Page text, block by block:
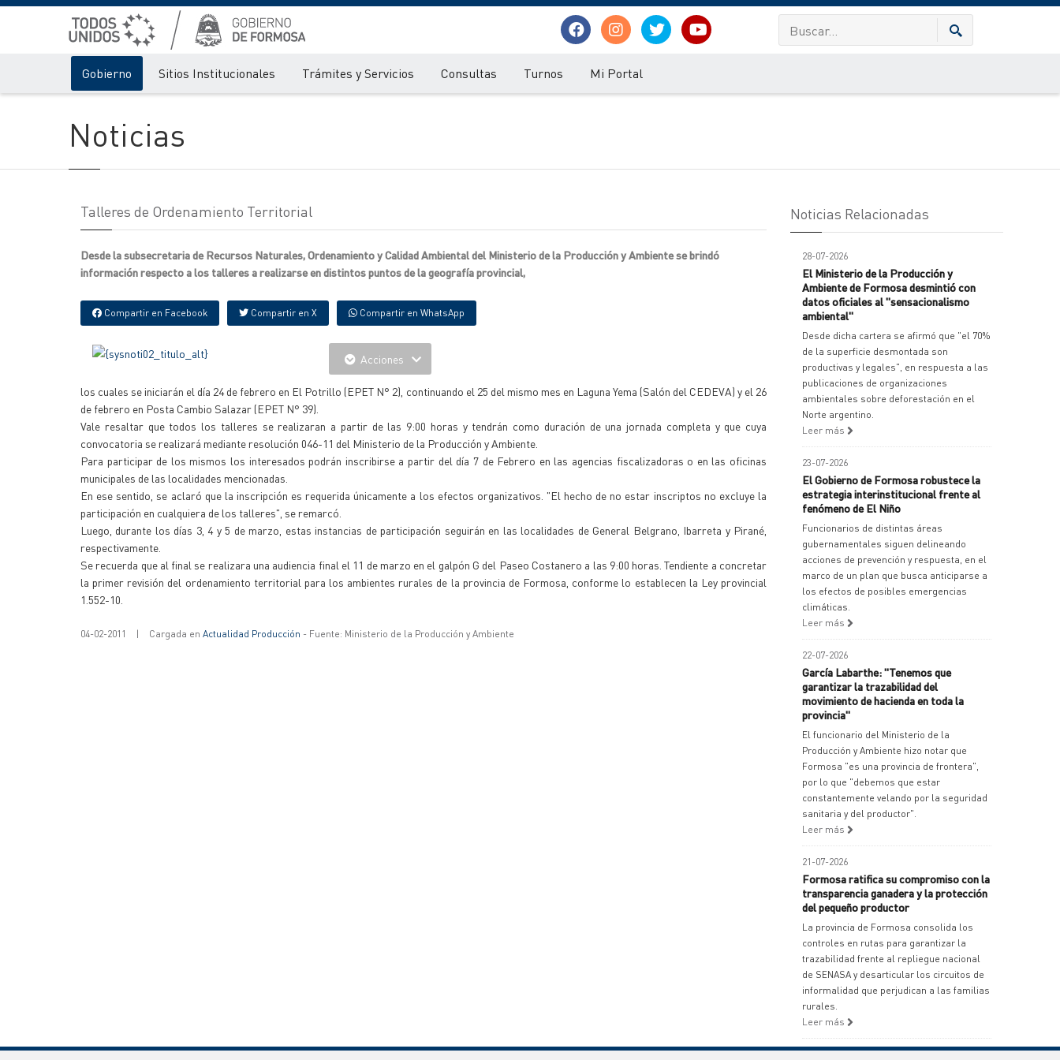
Gobierno Sitios Institucionales Trámites y Servicios Consultas Turnos Mi Portal
Noticias
Talleres de Ordenamiento Territorial
Desde la subsecretaria de Recursos Naturales, Ordenamiento y Calidad Ambiental del Ministerio de la Producción y Ambiente se brindó
información respecto a los talleres a realizarse en distintos puntos de la geografía provincial,
Compartir en Facebook Compartir en X Compartir en WhatsApp
Acciones
los cuales se iniciarán el día 24 de febrero en El Potrillo (EPET N° 2), continuando el 25 del mismo mes en Laguna Yema (Salón del CEDEVA) y el 26
de febrero en Posta Cambio Salazar (EPET N° 39).
Vale resaltar que todos los talleres se realizaran a partir de las 9:00 horas y tendrán como duración de una jornada completa y que cuya
convocatoria se realizará mediante resolución 046-11 del Ministerio de la Producción y Ambiente.
Para participar de los mismos los interesados podrán inscribirse a partir del día 7 de Febrero en las agencias fiscalizadoras o en las oficinas
municipales de las localidades mencionadas.
En ese sentido, se aclaró que la inscripción es requerida únicamente a los efectos organizativos. "El hecho de no estar inscriptos no excluye la
participación en cualquiera de los talleres", se remarcó.
Luego, durante los días 3, 4 y 5 de marzo, estas instancias de participación seguirán en las localidades de General Belgrano, Ibarreta y Pirané,
respectivamente.
Se recuerda que al final se realizara una audiencia final el 11 de marzo en el galpón G del Paseo Costanero a las 9:00 horas. Tendiente a concretar
la primer revisión del ordenamiento territorial para los ambientes rurales de la provincia de Formosa, conforme lo establecen la Ley provincial
1.552-10.
04-02-2011 | Cargada en Actualidad Producción - Fuente: Ministerio de la Producción y Ambiente
Noticias Relacionadas
28-07-2026
El Ministerio de la Producción y
Ambiente de Formosa desmintió con
datos oficiales al "sensacionalismo
ambiental"
Desde dicha cartera se afirmó que "el 70%
de la superficie desmontada son
productivas y legales", en respuesta a las
publicaciones de organizaciones
ambientales sobre deforestación en el
Norte argentino.
Leer más
23-07-2026
El Gobierno de Formosa robustece la
estrategia interinstitucional frente al
fenómeno de El Niño
Funcionarios de distintas áreas
gubernamentales siguen delineando
acciones de prevención y respuesta, en el
marco de un plan que busca anticiparse a
los efectos de posibles emergencias
climáticas.
Leer más
22-07-2026
García Labarthe: "Tenemos que
garantizar la trazabilidad del
movimiento de hacienda en toda la
provincia"
El funcionario del Ministerio de la
Producción y Ambiente hizo notar que
Formosa "es una provincia de frontera",
por lo que "debemos que estar
constantemente velando por la seguridad
sanitaria y del productor".
Leer más
21-07-2026
Formosa ratifica su compromiso con la
transparencia ganadera y la protección
del pequeño productor
La provincia de Formosa consolida los
controles en rutas para garantizar la
trazabilidad frente al repliegue nacional
de SENASA y desarticular los circuitos de
informalidad que perjudican a las familias
rurales.
Leer más